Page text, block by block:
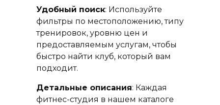
Удобный поиск: Используйте
фильтры по местоположению, типу
тренировок, уровню цен и
предоставляемым услугам, чтобы
быстро найти клуб, который вам
подходит.
Детальные описания: Каждая
фитнес-студия в нашем каталоге